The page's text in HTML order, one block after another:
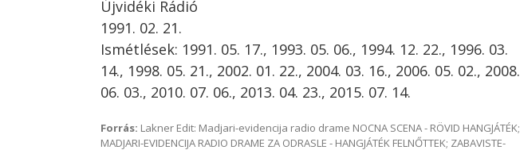
Újvidéki Rádió
1991. 02. 21.
Ismétlések: 1991. 05. 17., 1993. 05. 06., 1994. 12. 22., 1996. 03.
14., 1998. 05. 21., 2002. 01. 22., 2004. 03. 16., 2006. 05. 02., 2008.
06. 03., 2010. 07. 06., 2013. 04. 23., 2015. 07. 14.
Forrás: Lakner Edit: Madjari-evidencija radio drame NOCNA SCENA - RÖVID HANGJÁTÉK;
MADJARI-EVIDENCIJA RADIO DRAME ZA ODRASLE - HANGJÁTÉK FELNŐTTEK; ZABAVISTE-